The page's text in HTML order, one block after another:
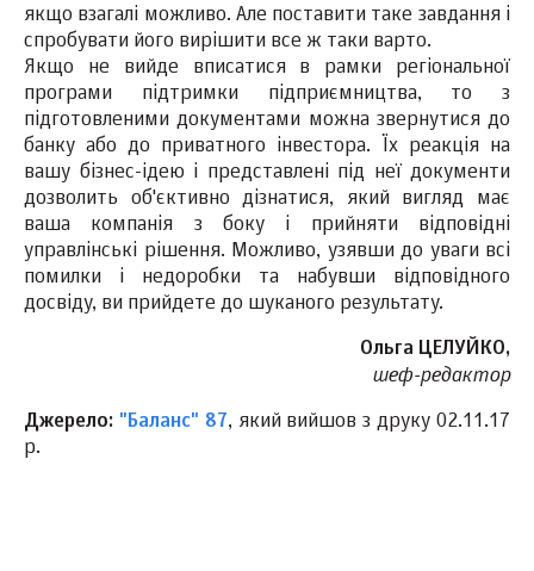
якщо взагалі можливо. Але поставити таке завдання і
спробувати його вирішити все ж таки варто.
Якщо не вийде вписатися в рамки регіональної
програми підтримки підприємництва, то з
підготовленими документами можна звернутися до
банку або до приватного інвестора. Їх реакція на
вашу бізнес-ідею і представлені під неї документи
дозволить об'єктивно дізнатися, який вигляд має
ваша компанія з боку і прийняти відповідні
управлінські рішення. Можливо, узявши до уваги всі
помилки і недоробки та набувши відповідного
досвіду, ви прийдете до шуканого результату.
Ольга ЦЕЛУЙКО,
шеф-редактор
Джерело: "Баланс" 87, який вийшов з друку 02.11.17
р.